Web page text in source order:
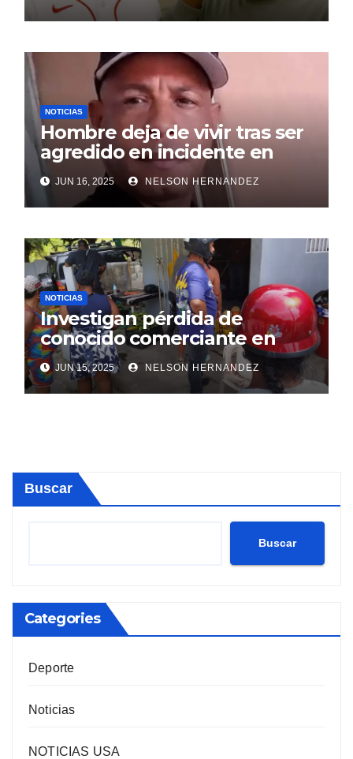
NOTICIAS
Hombre deja de vivir tras ser
agredido en incidente en
SDE
JUN 16, 2025 NELSON HERNANDEZ
NOTICIAS
Investigan pérdida de
conocido comerciante en
Sosúa
JUN 15, 2025 NELSON HERNANDEZ
Buscar
Buscar
Categories
Deporte
Noticias
NOTICIAS USA